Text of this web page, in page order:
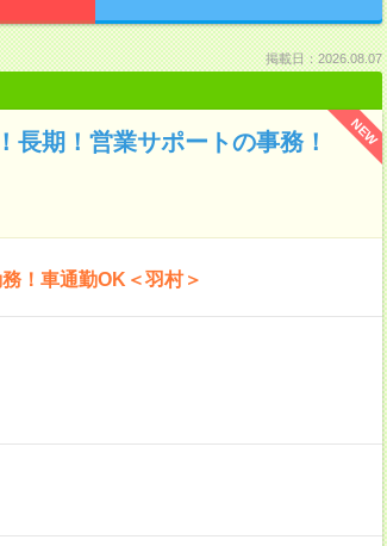
掲載日：2026.08.07
NEW
長期！営業サポートの事務！
！車通勤OK＜羽村＞